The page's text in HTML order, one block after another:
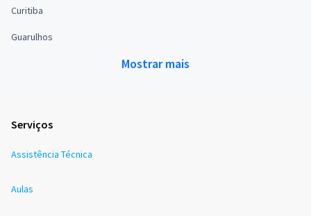
Curitiba
Guarulhos
Mostrar mais
Serviços
Assistência Técnica
Aulas